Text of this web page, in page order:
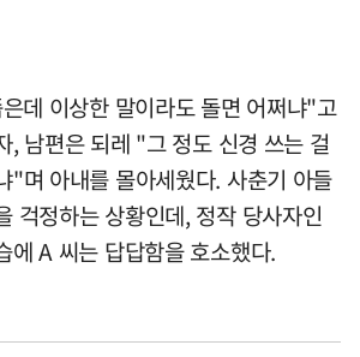
데 이상한 말이라도 돌면 어쩌냐"고
, 남편은 되레 "그 정도 신경 쓰는 걸
"며 아내를 몰아세웠다. 사춘기 아들
걱정하는 상황인데, 정작 당사자인
에 A 씨는 답답함을 호소했다.